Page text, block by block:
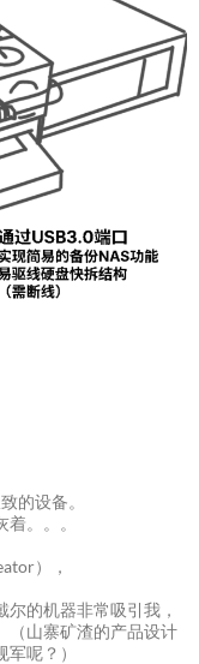
的设备。
。。。
），
的机器非常吸引我，
（山寨矿渣的产品设计
呢？）